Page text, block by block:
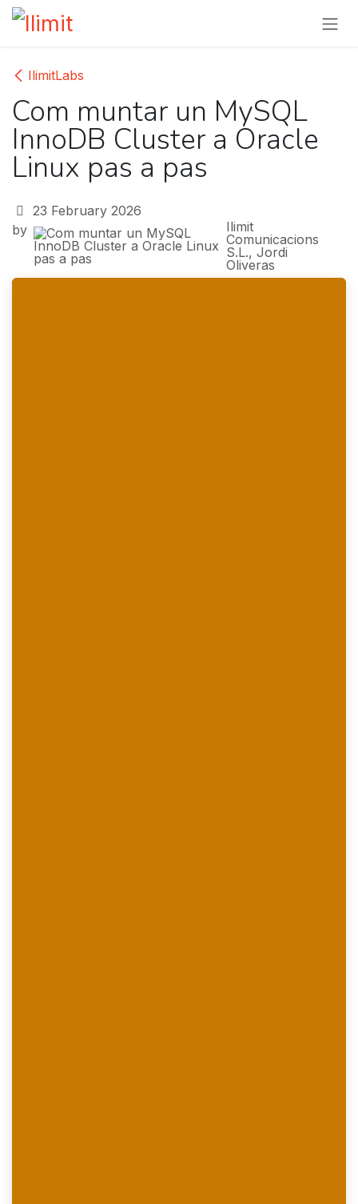
Skip to Content
IlimitLabs
Com muntar un MySQL
InnoDB Cluster a Oracle
Linux pas a pas
23 February 2026
by
Ilimit
Comunicacions
S.L., Jordi
Oliveras